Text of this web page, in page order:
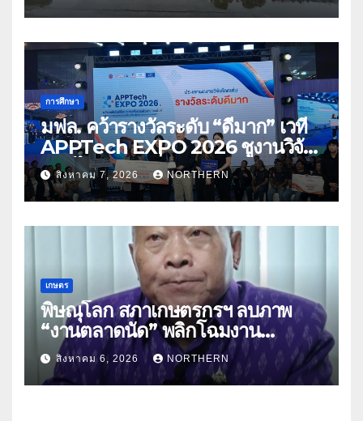
การศึกษา
มฟล. คว้ารางวัลระดับ “ดีมาก” เวที
APPTech EXPO 2026 ชูงานวิจัย
สมุนไพร ขับเคลื่อนนวัตกรรมสู่เชิง
พาณิชย์
สิงหาคม 7, 2026 NORTHERN
เกษตร
พิษณุโลก สภาเกษตรกรฯ ลบภาพ
“งานตลาดนัด” พลิกโฉมงาน
“เกษตรรุ่งเรืองเมืองสองแคว 69” มุ่ง
ประโยชน์เกษตรกร ดึงนวัตกรรม-จับ
คู่ธุรกิจดันสินค้าเกษตรสู่สากล (คลิป)
สิงหาคม 6, 2026 NORTHERN